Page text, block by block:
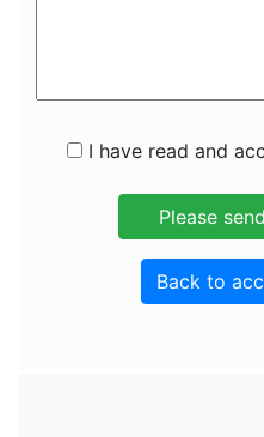
I have read and
Back to